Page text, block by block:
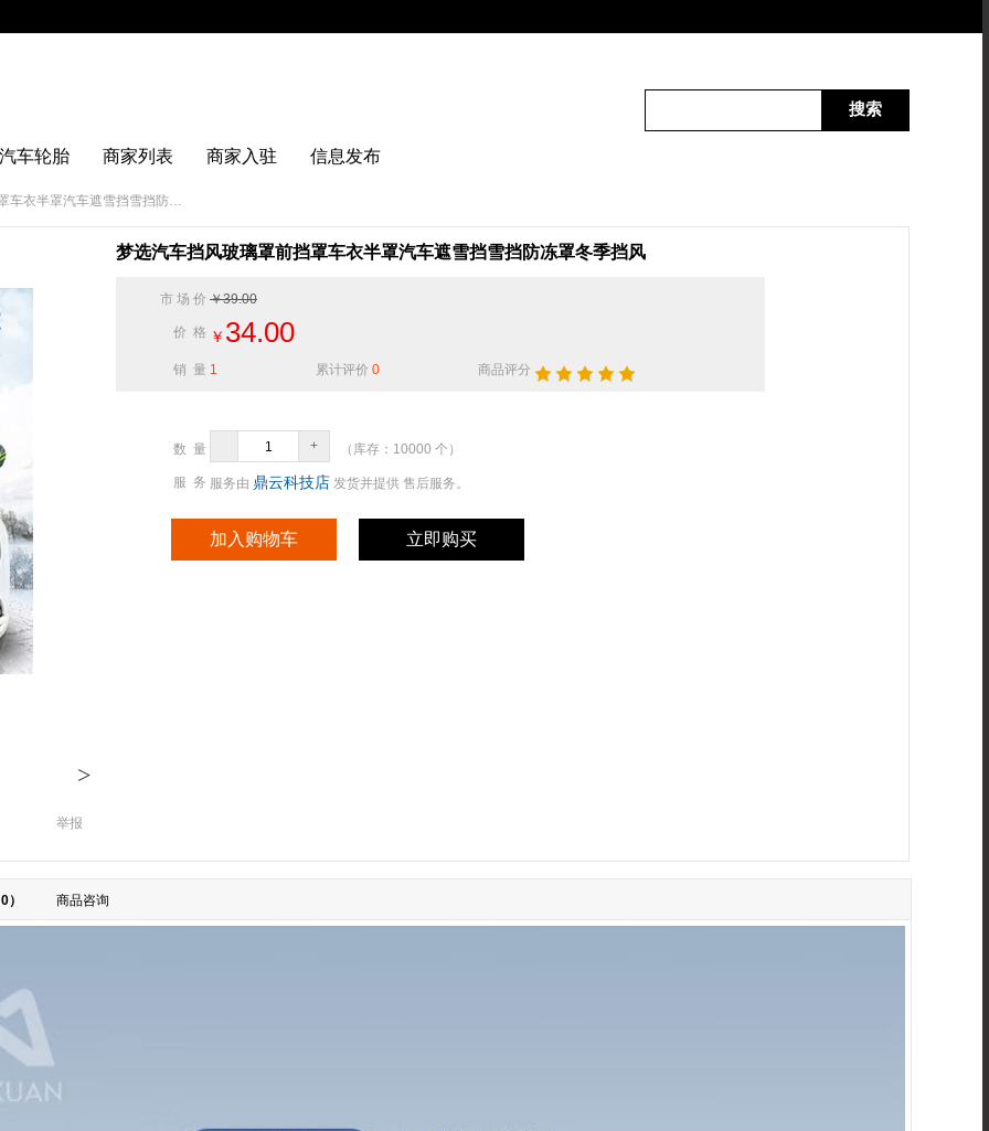
搜索
汽车轮胎 商家列表 商家入驻 信息发布
梦选汽车挡风玻璃罩前挡罩车衣半罩汽车遮雪挡雪挡防冻罩冬季挡风
>
举报
梦选汽车挡风玻璃罩前挡罩车衣半罩汽车遮雪挡雪挡防冻罩冬季挡风
市 场 价 ￥39.00
价 格 ￥ 34.00
销 量 1 累计评价 0 商品评分
数 量 + （库存： 10000 个）
服 务 服务由 鼎云科技店 发货并提供 售后服务。
加入购物车 立即购买
） 商品咨询